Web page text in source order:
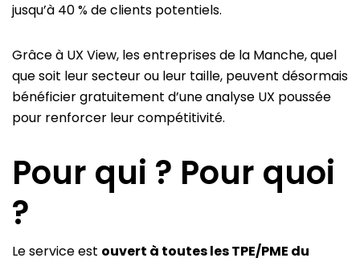
jusqu’à 40 % de clients potentiels.
Grâce à UX View, les entreprises de la Manche, quel
que soit leur secteur ou leur taille, peuvent désormais
bénéficier gratuitement d’une analyse UX poussée
pour renforcer leur compétitivité.
Pour qui ? Pour quoi
?
Le service est ouvert à toutes les TPE/PME du